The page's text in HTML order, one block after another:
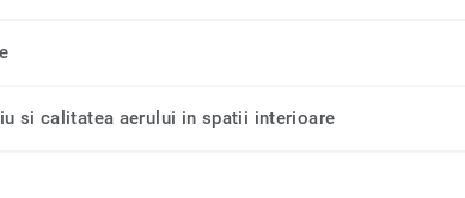
si calitatea aerului in spatii interioare